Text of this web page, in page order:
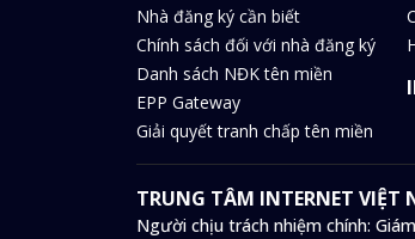
Nhà đăng ký cần biết
Chính sách đối với nhà đăng ký
Danh sách NĐK tên miền
EPP Gateway
Giải quyết tranh chấp tên miền
TRUNG TÂM INTERNET VIỆT
Người chịu trách nhiệm chính: